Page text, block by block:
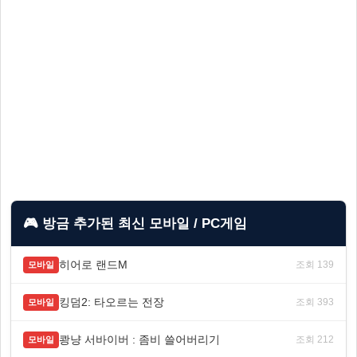
🎮 방금 추가된 최신 모바일 / PC게임
모바일 히어로 랜드M 조회 139
모바일 킹덤2: 타오르는 전장 조회 393
모바일 쾅냥 서바이버 : 좀비 쓸어버리기 조회 212